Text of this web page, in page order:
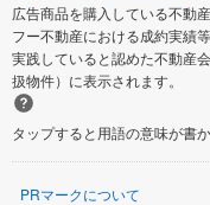
広告商品を購入している不動
フー不動産における成約実績
実践していると認めた不動産
扱物件）に表示されます。
タップすると用語の意味が書
PRマークについて